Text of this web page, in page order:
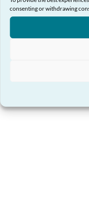
consenting or withdrawing